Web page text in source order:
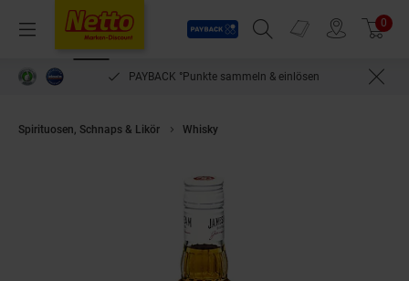
Menü
Payback
Suchfeld einblenden
Prospekte 0
PAYBACK °Punkte sammeln & einlösen
Spirituosen, Schnaps & Likör Whisky